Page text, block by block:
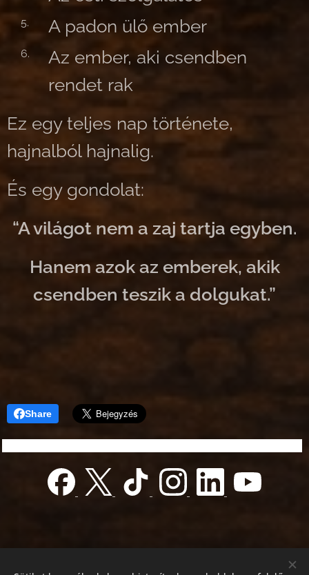
A padon ülő ember
Az ember, aki csendben
rendet rak
Ez egy teljes nap története,
hajnalból hajnalig.
És egy gondolat:
“A világot nem a zaj tartja egyben.
Hanem azok az emberek, akik
csendben teszik a dolgukat.”
Share